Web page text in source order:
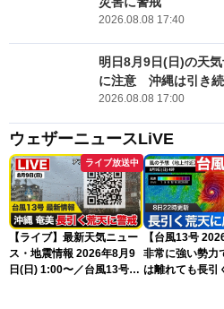
2026.08.08 17:40
明日8月9日(日)の天
に注意 沖縄は引き
2026.08.08 17:00
ウェザーニュースLiVE
ライブ放送中
【ライブ】最新天気ニュー
ス・地震情報 2026年8月9
日(日) 1:00〜／台風13号・
【台風13号
非常に強い勢力で
は離れても長引